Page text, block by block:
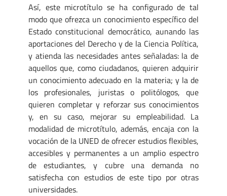
Así, este microtítulo se ha configurado de tal
modo que ofrezca un conocimiento específico del
Estado constitucional democrático, aunando las
aportaciones del Derecho y de la Ciencia Política,
y atienda las necesidades antes señaladas: la de
aquellos que, como ciudadanos, quieren adquirir
un conocimiento adecuado en la materia; y la de
los profesionales, juristas o politólogos, que
quieren completar y reforzar sus conocimientos
y, en su caso, mejorar su empleabilidad. La
modalidad de microtítulo, además, encaja con la
vocación de la UNED de ofrecer estudios flexibles,
accesibles y permanentes a un amplio espectro
de estudiantes, y cubre una demanda no
satisfecha con estudios de este tipo por otras
universidades.